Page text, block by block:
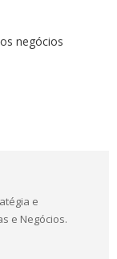
negócios
e
e Negócios.